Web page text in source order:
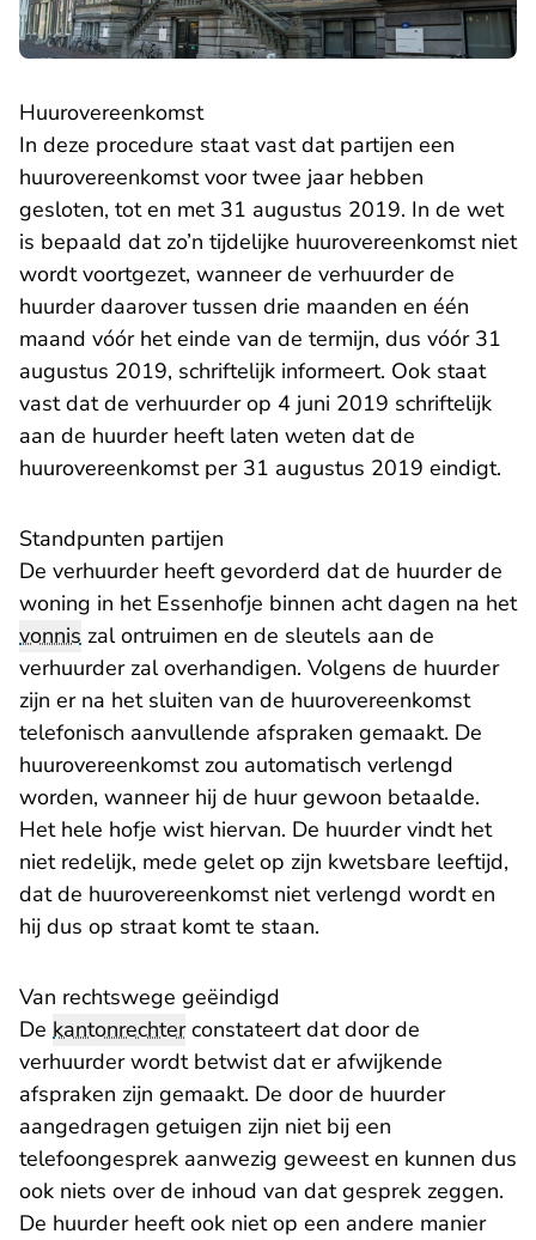
Huurovereenkomst
In deze procedure staat vast dat partijen een
huurovereenkomst voor twee jaar hebben
gesloten, tot en met 31 augustus 2019. In de wet
is bepaald dat zo’n tijdelijke huurovereenkomst niet
wordt voortgezet, wanneer de verhuurder de
huurder daarover tussen drie maanden en één
maand vóór het einde van de termijn, dus vóór 31
augustus 2019, schriftelijk informeert. Ook staat
vast dat de verhuurder op 4 juni 2019 schriftelijk
aan de huurder heeft laten weten dat de
huurovereenkomst per 31 augustus 2019 eindigt.
Standpunten partijen
De verhuurder heeft gevorderd dat de huurder de
woning in het Essenhofje binnen acht dagen na het
vonnis zal ontruimen en de sleutels aan de
verhuurder zal overhandigen. Volgens de huurder
zijn er na het sluiten van de huurovereenkomst
telefonisch aanvullende afspraken gemaakt. De
huurovereenkomst zou automatisch verlengd
worden, wanneer hij de huur gewoon betaalde.
Het hele hofje wist hiervan. De huurder vindt het
niet redelijk, mede gelet op zijn kwetsbare leeftijd,
dat de huurovereenkomst niet verlengd wordt en
hij dus op straat komt te staan.
Van rechtswege geëindigd
De kantonrechterconstateert dat door de
verhuurder wordt betwist dat er afwijkende
afspraken zijn gemaakt. De door de huurder
aangedragen getuigen zijn niet bij een
telefoongesprek aanwezig geweest en kunnen dus
ook niets over de inhoud van dat gesprek zeggen.
De huurder heeft ook niet op een andere manier